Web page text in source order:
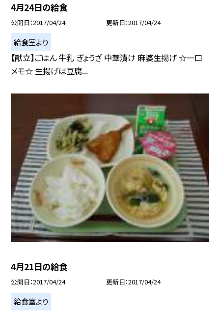
4月24日の給食
公開日 2017/04/24 更新日 2017/04/24
給食室より
【献立】ごはん 牛乳 ぎょうざ 中華漬け 麻婆生揚げ ☆一口
メモ☆ 生揚げは豆腐...
4月21日の給食
公開日 2017/04/24 更新日 2017/04/24
給食室より